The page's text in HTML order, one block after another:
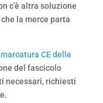
c’è altra soluzione
la merce parta
marcatura CE delle
del fascicolo
necessari, richiesti